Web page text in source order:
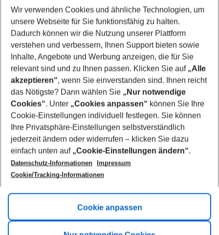
Select your date range
08/08/26–06/08/27 5-8 nights
Who will travel
2 adults No children
Show more filter
Footer
Footer navigation
Title A
Link A
Wir verwenden Cookies und ähnliche Technologien, um
unsere Webseite für Sie funktionsfähig zu halten.
Dadurch können wir die Nutzung unserer Plattform
verstehen und verbessern, Ihnen Support bieten sowie
Inhalte, Angebote und Werbung anzeigen, die für Sie
relevant sind und zu Ihnen passen. Klicken Sie auf „Alle
akzeptieren“, wenn Sie einverstanden sind. Ihnen reicht
das Nötigste? Dann wählen Sie „Nur notwendige
Cookies“. Unter „Cookies anpassen“ können Sie Ihre
Cookie-Einstellungen individuell festlegen. Sie können
Ihre Privatsphäre-Einstellungen selbstverständlich
jederzeit ändern oder widerrufen – klicken Sie dazu
einfach unten auf „Cookie-Einstellungen ändern“.
Datenschutz-Informationen
Impressum
Cookie/Tracking-Informationen
Cookie anpassen